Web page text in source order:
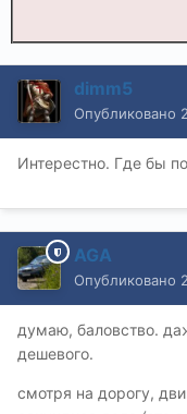
dimm5
Опубликовано
Интерестно. Где бы
AGA
Опубликовано
думаю, баловство.
дешевого.
смотря на дорогу,